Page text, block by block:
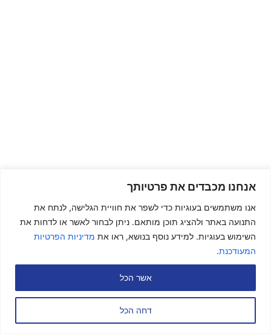
אנחנו מכבדים את פרטיותך
אנו משתמשים בעוגיות כדי לשפר את חוויית הגלישה, לנתח את
התנועה באתר ולהציג תוכן מותאם. ניתן לבחור לאשר או לדחות את
השימוש בעוגיות. למידע נוסף בנושא, ראו את מדיניות הפרטיות
המעודכנת.
דחה הכל
אשר הכל